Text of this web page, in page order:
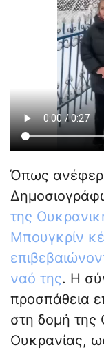
Όπως
της
Μπουγκρίν
ναό της. Η
προσπάθεια
στη δομή της
Ουκρανίας,